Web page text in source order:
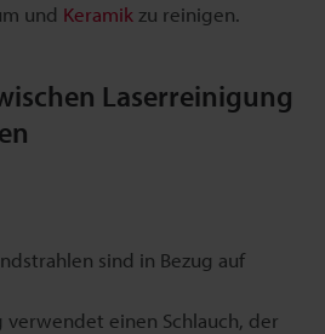
und Keramik zu reinigen.
Laserreinigung
sind in Bezug auf
einen Schlauch, der